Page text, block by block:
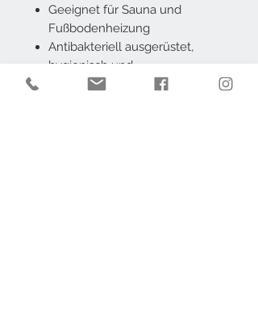
Geeignet für Sauna und
Fußbodenheizung
Antibakteriell ausgerüstet,
hygienisch und
hautsympathisch